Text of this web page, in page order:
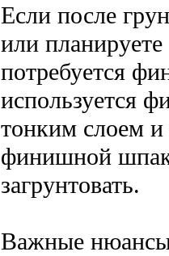
Если после
или
потребуется
используется
тонким слоем
финишной
загрунтовать.
Важные